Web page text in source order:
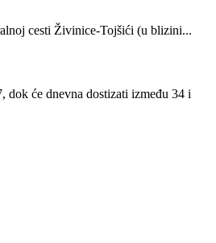
cesti Živinice-Tojšići (u blizini...
dok će dnevna dostizati između 34 i